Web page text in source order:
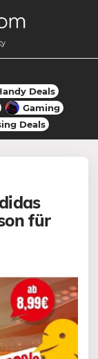
Deals
Gaming
Deals
für